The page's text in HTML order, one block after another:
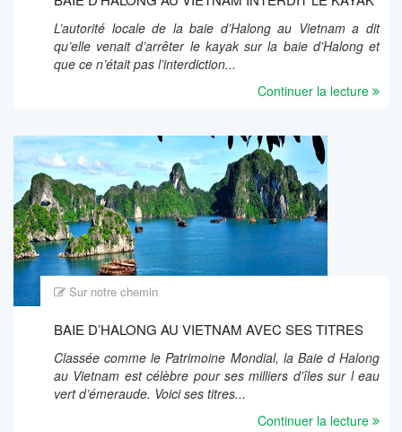
L’autorité locale de la baie d’Halong au Vietnam a dit
qu’elle venait d’arrêter le kayak sur la baie d'Halong et
que ce n’était pas l’interdiction...
Continuer la lecture
Sur notre chemin
BAIE D’HALONG AU VIETNAM AVEC SES TITRES
Classée comme le Patrimoine Mondial, la Baie d Halong
au Vietnam est célèbre pour ses milliers d'îles sur l eau
vert d’émeraude. Voici ses titres...
Continuer la lecture